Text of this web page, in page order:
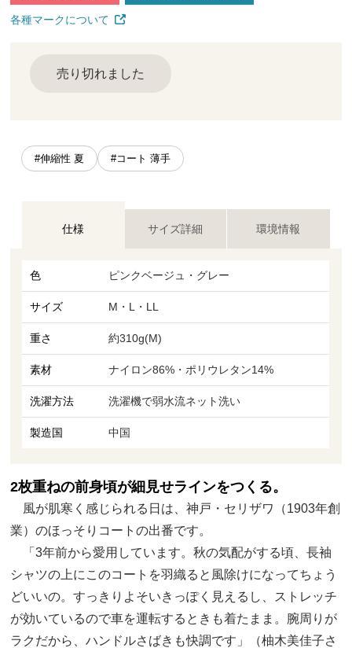
各種マークについて
売り切れました
#伸縮性 夏 #コート 薄手
仕様 サイズ詳細 環境情報
色 ピンクベージュ・グレー
サイズ M・L・LL
重さ 約310g(M)
素材 ナイロン86%・ポリウレタン14%
洗濯方法 洗濯機で弱水流ネット洗い
製造国 中国
2枚重ねの前身頃が細見せラインをつくる。
風が肌寒く感じられる日は、神戸・セリザワ（1903年創
業）のほっそりコートの出番です。
「3年前から愛用しています。秋の気配がする頃、長袖
シャツの上にこのコートを羽織ると風除けになってちょう
どいいの。すっきりよそいきっぽく見えるし、ストレッチ
が効いているので車を運転するときも着たまま。腕周りが
ラクだから、ハンドルさばきも快調です」（柚木美佳子さ